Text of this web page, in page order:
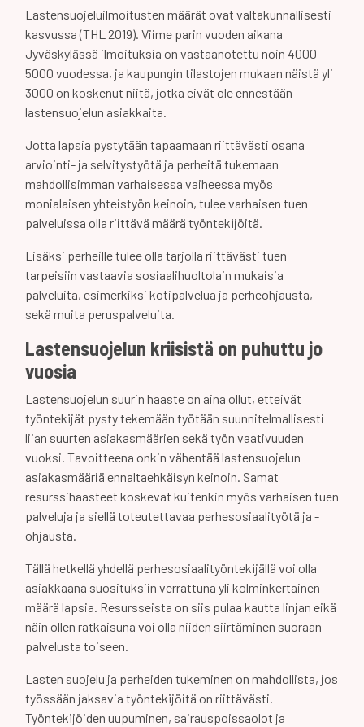
Lastensuojeluilmoitusten määrät ovat valtakunnallisesti
kasvussa (THL 2019). Viime parin vuoden aikana
Jyväskylässä ilmoituksia on vastaanotettu noin 4000–
5000 vuodessa, ja kaupungin tilastojen mukaan näistä yli
3000 on koskenut niitä, jotka eivät ole ennestään
lastensuojelun asiakkaita.
Jotta lapsia pystytään tapaamaan riittävästi osana
arviointi- ja selvitystyötä ja perheitä tukemaan
mahdollisimman varhaisessa vaiheessa myös
monialaisen yhteistyön keinoin, tulee varhaisen tuen
palveluissa olla riittävä määrä työntekijöitä.
Lisäksi perheille tulee olla tarjolla riittävästi tuen
tarpeisiin vastaavia sosiaalihuoltolain mukaisia
palveluita, esimerkiksi kotipalvelua ja perheohjausta,
sekä muita peruspalveluita.
Lastensuojelun kriisistä on puhuttu jo
vuosia
Lastensuojelun suurin haaste on aina ollut, etteivät
työntekijät pysty tekemään työtään suunnitelmallisesti
liian suurten asiakasmäärien sekä työn vaativuuden
vuoksi. Tavoitteena onkin vähentää lastensuojelun
asiakasmääriä ennaltaehkäisyn keinoin. Samat
resurssihaasteet koskevat kuitenkin myös varhaisen tuen
palveluja ja siellä toteutettavaa perhesosiaalityötä ja -
ohjausta.
Tällä hetkellä yhdellä perhesosiaalityöntekijällä voi olla
asiakkaana suosituksiin verrattuna yli kolminkertainen
määrä lapsia. Resursseista on siis pulaa kautta linjan eikä
näin ollen ratkaisuna voi olla niiden siirtäminen suoraan
palvelusta toiseen.
Lasten suojelu ja perheiden tukeminen on mahdollista, jos
työssään jaksavia työntekijöitä on riittävästi.
Työntekijöiden uupuminen, sairauspoissaolot ja